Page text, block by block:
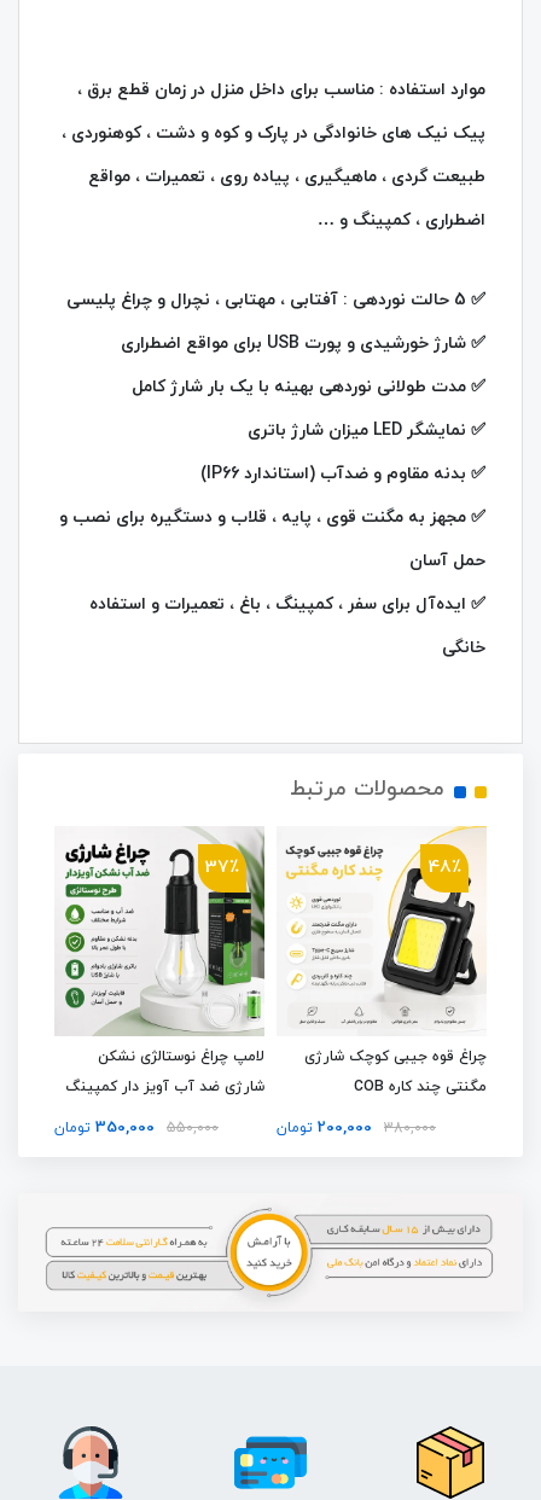
موارد استفاده : مناسب برای داخل منزل در زمان قطع برق ،
پیک نیک های خانوادگی در پارک و کوه و دشت ، کوهنوردی ،
طبیعت گردی ، ماهیگیری ، پیاده روی ، تعمیرات ، مواقع
اضطراری ، کمپینگ و …
✅ 5 حالت نوردهی : آفتابی ، مهتابی ، نچرال و چراغ پلیسی
✅ شارژ خورشیدی و پورت USB برای مواقع اضطراری
✅ مدت طولانی نوردهی بهینه با یک بار شارژ کامل
✅ نمایشگر LED میزان شارژ باتری
✅ بدنه مقاوم و ضدآب (استاندارد IP66)
✅ مجهز به مگنت قوی ، پایه ، قلاب و دستگیره برای نصب و
حمل آسان
✅ ایده‌آل برای سفر ، کمپینگ ، باغ ، تعمیرات و استفاده
خانگی
محصولات مرتبط
چراغ قوه جیبی کوچک شارژی
مگنتی چند کاره COB
380,000
48٪
200,000 تومان
لامپ چراغ نوستالژی نشکن
شارژی ضد آب آویز دار کمپینگ
550,000
37٪
350,000 تومان